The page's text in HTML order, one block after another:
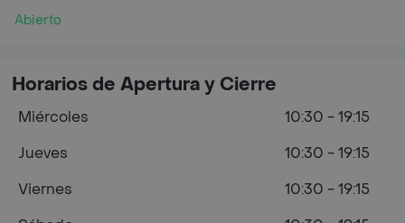
Abierto
Horarios de Apertura y Cierre
Miércoles
10:30 - 19:15
Jueves
10:30 - 19:15
Viernes
10:30 - 19:15